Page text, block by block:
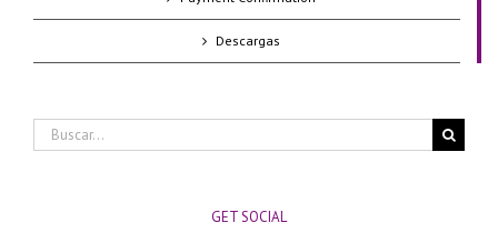
Descargas
Buscar:
GET SOCIAL